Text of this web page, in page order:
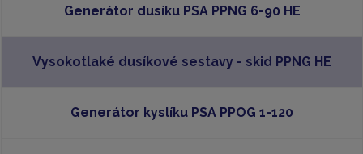
Generátor dusíku PSA PPNG 6-90 HE
Vysokotlaké dusíkové sestavy - skid PPNG HE
Generátor kyslíku PSA PPOG 1-120